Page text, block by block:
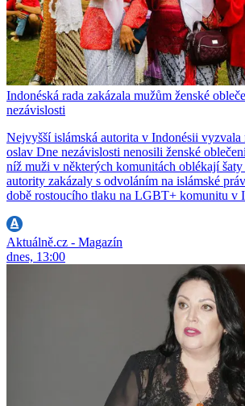
Indonéská rada zakázala mužům ženské
nezávislosti
Nejvyšší islámská autorita v Indonésii vyzvala
oslav Dne nezávislosti nenosili ženské
níž muži v některých komunitách oblékají
autority zakázaly s odvoláním na islámské
době rostoucího tlaku na LGBT+ komunitu v
Aktuálně.cz - Magazín
dnes, 13:00